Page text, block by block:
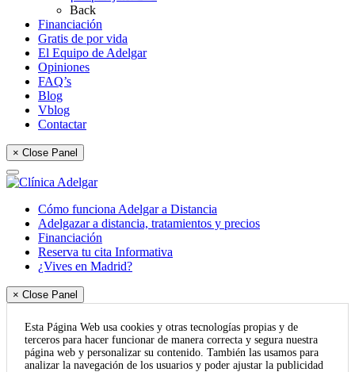
Back
Financiación
Gratis de por vida
El Equipo de Adelgar
Opiniones
FAQ’s
Blog
Vblog
Contactar
× Close Panel
Cómo funciona Adelgar a Distancia
Adelgazar a distancia, tratamientos y precios
Financiación
Reserva tu cita Informativa
¿Vives en Madrid?
× Close Panel
Esta Página Web usa cookies y otras tecnologías propias y de
terceros para hacer funcionar de manera correcta y segura nuestra
página web y personalizar su contenido. También las usamos para
analizar la navegación de los usuarios y poder ajustar la publicidad